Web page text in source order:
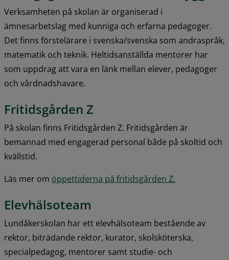
Verksamheten på skolan är organiserad i
ämnesarbetslag med kunniga och erfarna pedagoger.
Det finns förstelärare i svenska/svenska som andraspråk,
matematik och teknik. Heltidsanställda mentorer har
som uppdrag att vara en länk mellan elever, pedagoger
och vårdnadshavare.
Fritidsgården Z
På skolan finns Fritidsgården Z. Fritidsgården är
bemannad med engagerad personal både på skoltid och
kvällstid.
Läs mer om öppettiderna på fritidsgården Z.
Elevhälsoteam
Lundåkerskolan har ett elevhälsoteam bestående av
rektor, biträdande rektor, kurator, skolsköterska,
specialpedagog, mentorer samt studie- och